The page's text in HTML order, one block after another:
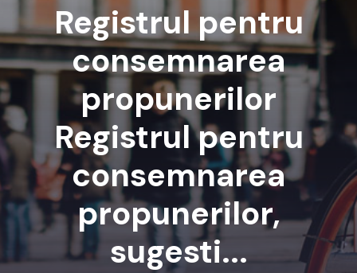
Registrul pentru
consemnarea
propunerilor
Registrul pentru
consemnarea
propunerilor,
sugesti...